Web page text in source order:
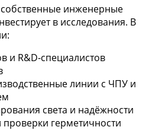
собственные инженерные
в исследования. В
и R&D-специалистов
линии с ЧПУ и
света и надёжности
герметичности